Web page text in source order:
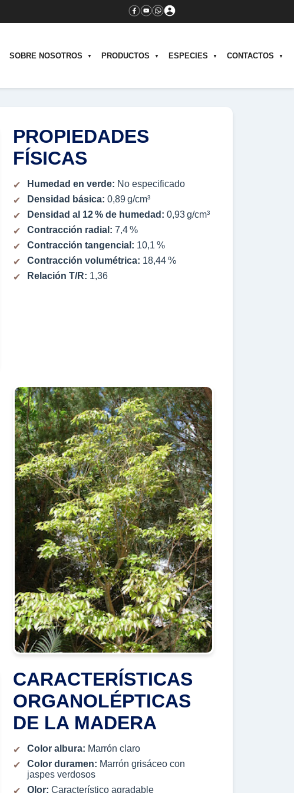
SOBRE NOSOTROS PRODUCTOS ESPECIES CONTACTOS
PROPIEDADES
FÍSICAS
Humedad en verde: No especificado
Densidad básica: 0,89 g/cm³
Densidad al 12 % de humedad: 0,93 g/cm³
Contracción radial: 7,4 %
Contracción tangencial: 10,1 %
Contracción volumétrica: 18,44 %
Relación T/R: 1,36
CARACTERÍSTICAS
ORGANOLÉPTICAS
DE LA MADERA
Color albura: Marrón claro
Color duramen: Marrón grisáceo con
jaspes verdosos
Olor: Característico agradable